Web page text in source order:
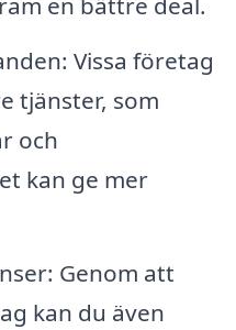
Vissa företag
tjänster, som
och
kan ge mer
Genom att
kan du även